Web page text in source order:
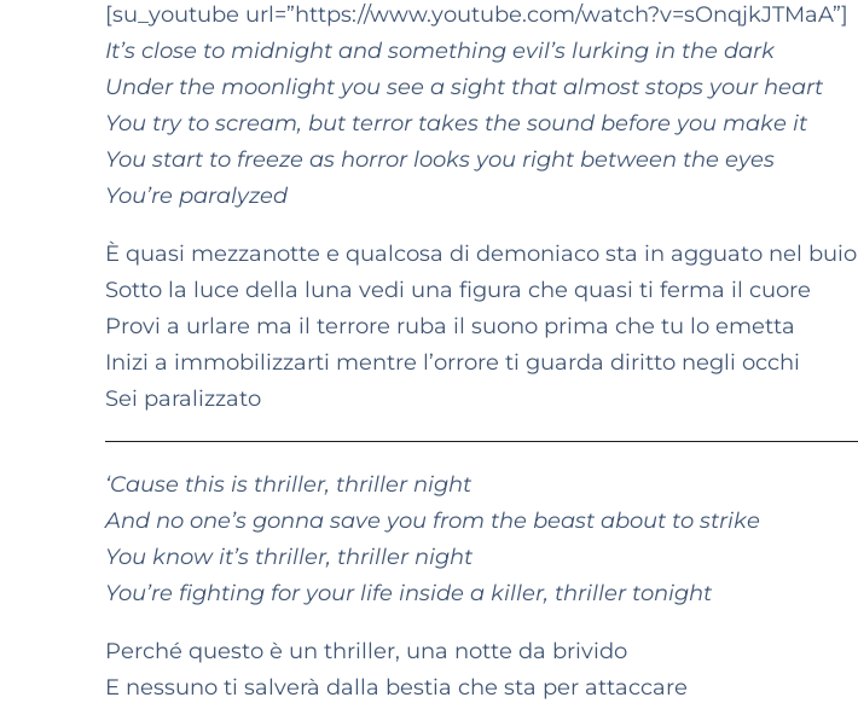
[su_youtube url=”https://www.youtube.com/watch?v=sOnqjkJTMaA”]
It’s close to midnight and something evil’s lurking in the dark
Under the moonlight you see a sight that almost stops your heart
You try to scream, but terror takes the sound before you make it
You start to freeze as horror looks you right between the eyes
You’re paralyzed
È quasi mezzanotte e qualcosa di demoniaco sta in agguato nel buio
Sotto la luce della luna vedi una figura che quasi ti ferma il cuore
Provi a urlare ma il terrore ruba il suono prima che tu lo emetta
Inizi a immobilizzarti mentre l’orrore ti guarda diritto negli occhi
Sei paralizzato
‘Cause this is thriller, thriller night
And no one’s gonna save you from the beast about to strike
You know it’s thriller, thriller night
You’re fighting for your life inside a killer, thriller tonight
Perché questo è un thriller, una notte da brivido
E nessuno ti salverà dalla bestia che sta per attaccare